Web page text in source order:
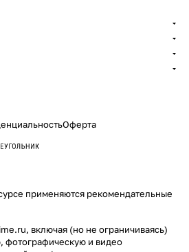
Оферта
применяются рекомендательные
включая (но не ограничиваясь)
фотографическую и видео